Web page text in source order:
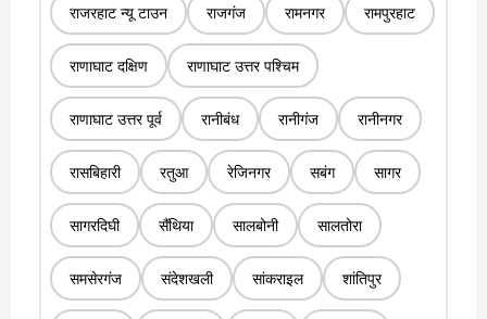
राजरहाट न्यू टाउन राजगंज रामनगर रामपुरहाट
राणाघाट दक्षिण राणाघाट उत्तर पश्चिम
राणाघाट उत्तर पूर्व रानीबंध रानीगंज रानीनगर
रासबिहारी रतुआ रेजिनगर सबंग सागर
सागरदिघी सैंथिया सालबोनी सालतोरा
समसेरगंज संदेशखली सांकराइल शांतिपुर